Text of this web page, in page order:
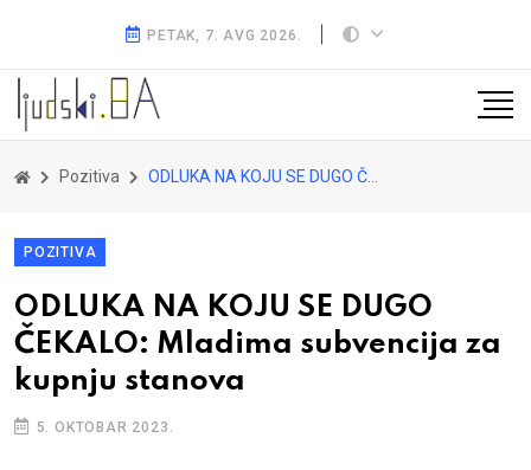
PETAK, 7. AVG 2026.
Pozitiva ODLUKA NA KOJU SE DUGO ČEKALO: Mladima subvencija za kupnju stanova
POZITIVA
ODLUKA NA KOJU SE DUGO
ČEKALO: Mladima subvencija za
kupnju stanova
5. OKTOBAR 2023.